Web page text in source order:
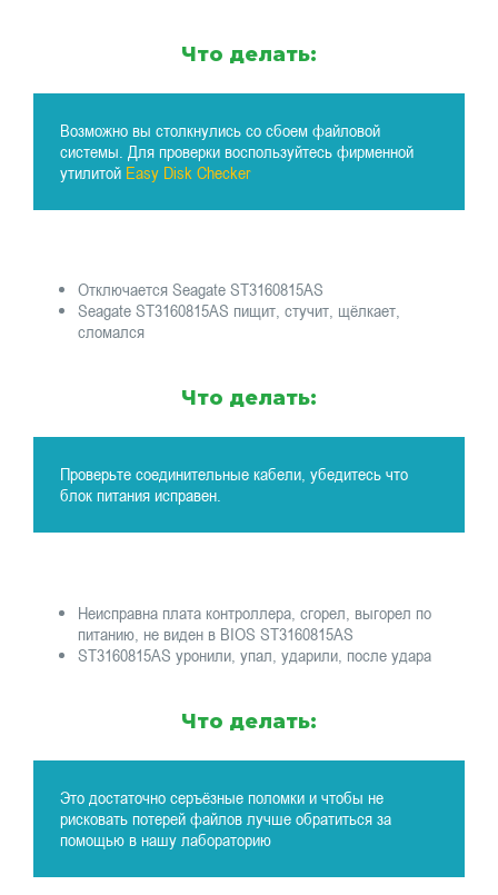
Что делать:
Возможно вы столкнулись со сбоем файловой
системы. Для проверки воспользуйтесь фирменной
утилитой Easy Disk Checker
Отключается Seagate ST3160815AS
Seagate ST3160815AS пищит, стучит, щёлкает,
сломался
Что делать:
Проверьте соединительные кабели, убедитесь что
блок питания исправен.
Неисправна плата контроллера, сгорел, выгорел по
питанию, не виден в BIOS ST3160815AS
ST3160815AS уронили, упал, ударили, после удара
Что делать:
Это достаточно серъёзные поломки и чтобы не
рисковать потерей файлов лучше обратиться за
помощью в нашу лабораторию